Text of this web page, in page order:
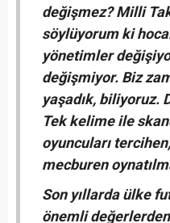
değişmez? Milli
söylüyorum ki
yönetimler
değişmiyor. Biz
yaşadık, biliyoruz.
Tek kelime ile
oyuncuları
mecburen
Son yıllarda ülke
önemli değerlerden